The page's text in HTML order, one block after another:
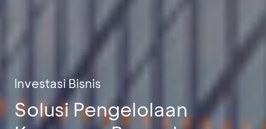
Investasi Bisnis
Solusi Pengelolaan